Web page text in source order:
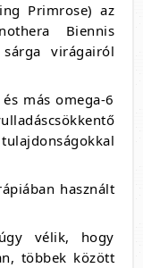
Primrose) az
Biennis
virágairól
más omega-6
használt
vélik, hogy
többek között